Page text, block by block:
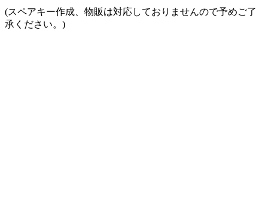
(スペアキー作成、物販は対応しておりませんので予めご了
承ください。)